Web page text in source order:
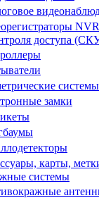
доступа
системы
замки
карты,
системы